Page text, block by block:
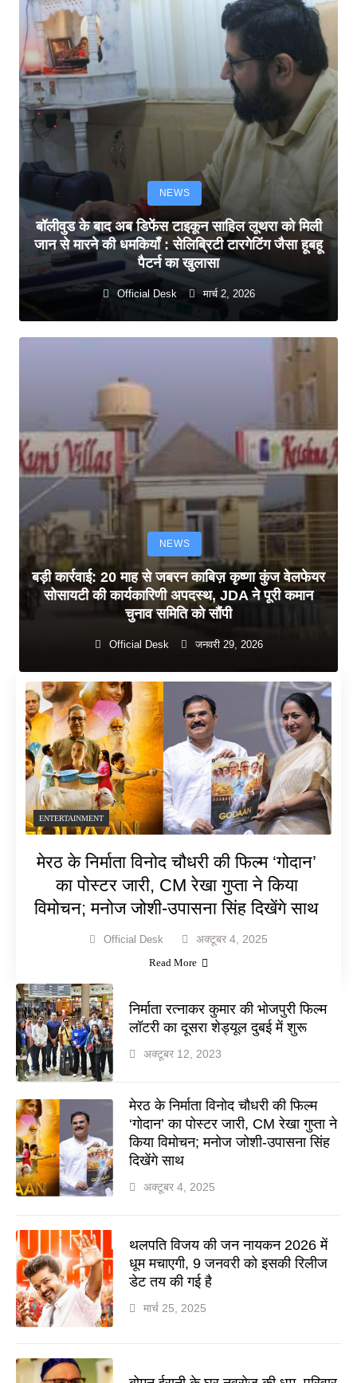
NEWS
बॉलीवुड के बाद अब डिफेंस टाइकून साहिल लूथरा को मिली
जान से मारने की धमकियाँ : सेलिब्रिटी टारगेटिंग जैसा हूबहू
पैटर्न का खुलासा
Official Desk मार्च 2, 2026
NEWS
बड़ी कार्रवाई: 20 माह से जबरन काबिज़ कृष्णा कुंज वेलफेयर
सोसायटी की कार्यकारिणी अपदस्थ, JDA ने पूरी कमान
चुनाव समिति को सौंपी
Official Desk जनवरी 29, 2026
ENTERTAINMENT
मेरठ के निर्माता विनोद चौधरी की फिल्म ‘गोदान’
का पोस्टर जारी, CM रेखा गुप्ता ने किया
विमोचन; मनोज जोशी-उपासना सिंह दिखेंगे साथ
Official Desk अक्टूबर 4, 2025
Read More
निर्माता रत्नाकर कुमार की भोजपुरी फिल्म
लॉटरी का दूसरा शेड्यूल दुबई में शुरू
अक्टूबर 12, 2023
मेरठ के निर्माता विनोद चौधरी की फिल्म
‘गोदान’ का पोस्टर जारी, CM रेखा गुप्ता ने
किया विमोचन; मनोज जोशी-उपासना सिंह
दिखेंगे साथ
अक्टूबर 4, 2025
थलपति विजय की जन नायकन 2026 में
धूम मचाएगी, 9 जनवरी को इसकी रिलीज
डेट तय की गई है
मार्च 25, 2025